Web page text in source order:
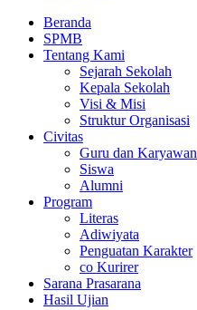
Beranda
SPMB
Tentang Kami
Sejarah Sekolah
Kepala Sekolah
Visi & Misi
Struktur Organisasi
Civitas
Guru dan Karyawan
Siswa
Alumni
Program
Literas
Adiwiyata
Penguatan Karakter
co Kurirer
Sarana Prasarana
Hasil Ujian